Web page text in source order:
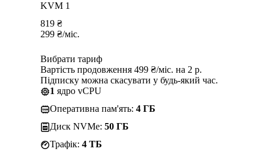
KVM 1
819 ₴
299 ₴/міс.
Вибрати тариф
Вартість продовження 499 ₴/міс. на 2 р.
Підписку можна скасувати у будь-який час.
1 ядро vCPU
Оперативна пам'ять: 4 ГБ
Диск NVMe: 50 ГБ
Трафік: 4 TБ